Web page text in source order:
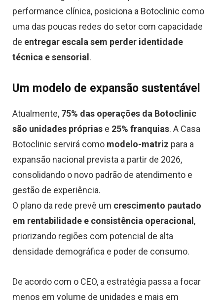
performance clínica, posiciona a Botoclinic como
uma das poucas redes do setor com capacidade
de entregar escala sem perder identidade
técnica e sensorial .
Um modelo de expansão sustentável
Atualmente, 75% das operações da Botoclinic
são unidades próprias e 25% franquias. A Casa
Botoclinic servirá como modelo-matriz para a
expansão nacional prevista a partir de 2026,
consolidando o novo padrão de atendimento e
gestão de experiência.
O plano da rede prevê um crescimento pautado
em rentabilidade e consistência operacional,
priorizando regiões com potencial de alta
densidade demográfica e poder de consumo.
De acordo com o CEO, a estratégia passa a focar
menos em volume de unidades e mais em